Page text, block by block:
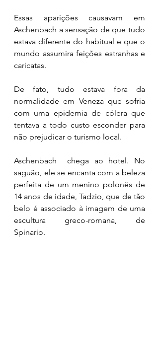
Essas aparições causavam em
Aschenbach a sensação de que tudo
estava diferente do habitual e que o
mundo assumira feições estranhas e
caricatas.
De fato, tudo estava fora da
normalidade em Veneza que sofria
com uma epidemia de cólera que
tentava a todo custo esconder para
não prejudicar o turismo local.
Aschenbach  chega ao hotel. No
saguão, ele se encanta com a beleza
perfeita de um menino polonês de
14 anos de idade, Tadzio, que de tão
belo é associado à imagem de uma
escultura greco-romana, de
Spinario.